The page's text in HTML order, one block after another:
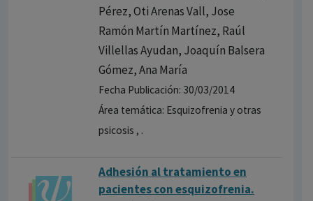
Pérez, Oti Arenas Vall, Jose
Ramón Martín Martínez, Raúl
Villellas Ayudan, Joaquín Balsera
Gómez, Ana María
Fecha Publicación: 30/03/2014
Área temática: Esquizofrenia y otras
psicosis , .
Adhesión al tratamiento en
pacientes con esquizofrenia.